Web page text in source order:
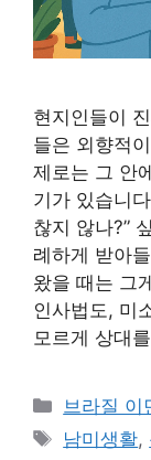
현지인들이
들은 외향적
제로는 그 안
기가 있습니
찮지 않나?”
례하게 받아
왔을 때는 그
인사법도, 미
모르게 상대
카
테
브라질 이
태
남미생활,